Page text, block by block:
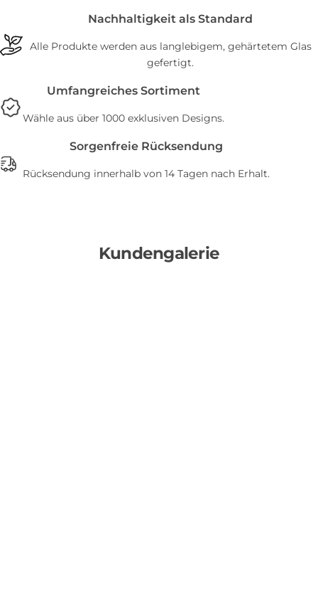
Nachhaltigkeit als Standard
Alle Produkte werden aus langlebigem, gehärtetem Glas
gefertigt.
Umfangreiches Sortiment
Wähle aus über 1000 exklusiven Designs.
Sorgenfreie Rücksendung
Rücksendung innerhalb von 14 Tagen nach Erhalt.
Kundengalerie